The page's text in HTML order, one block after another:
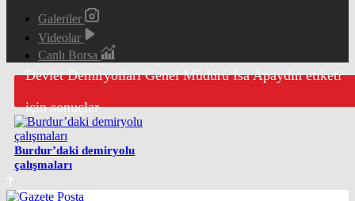
Galeriler
Videolar
Canlı Borsa
Devlet Demiryolları Genel Müdürü İsa Apaydın etiketi
için sonuçlar
Burdur’daki demiryolu
çalışmaları